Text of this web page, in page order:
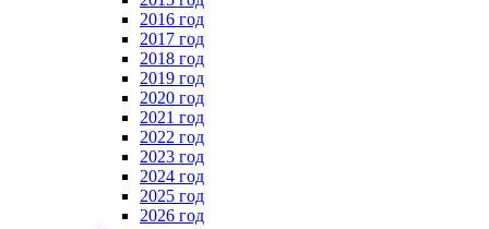
2016 год
2017 год
2018 год
2019 год
2020 год
2021 год
2022 год
2023 год
2024 год
2025 год
2026 год